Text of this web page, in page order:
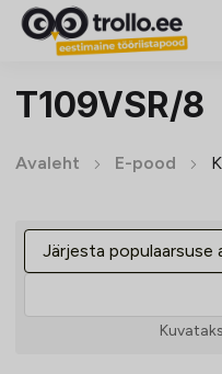
T109VSR/8
Avaleht E-pood